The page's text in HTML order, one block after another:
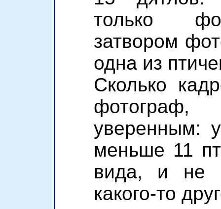
только
затвором
одна из
Сколько
уверенным:
меньше 11
вида, и не
какого-то